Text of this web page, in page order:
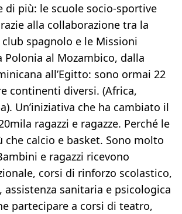
di più: le scuole socio-sportive
alla collaborazione tra la
spagnolo e le Missioni
Polonia al Mozambico, dalla
all’Egitto: sono ormai 22
continenti diversi. (Africa,
Un’iniziativa che ha cambiato il
ragazzi e ragazze. Perché le
che calcio e basket. Sono molto
e ragazzi ricevono
corsi di rinforzo scolastico,
sanitaria e psicologica
partecipare a corsi di teatro,